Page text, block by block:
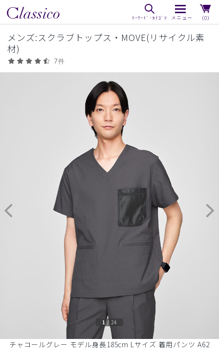
（0）
メンズ:スクラブトップス・MOVE(リサイクル素
材)
7件
チャコールグレー モデル身長185cm Lサイズ 着用パンツ A62
1/ 24